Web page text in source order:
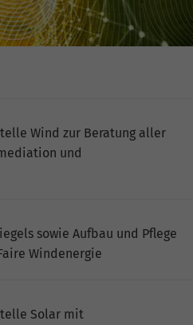
Wind zur Beratung aller
und
sowie Aufbau und Pflege
Windenergie
Solar mit